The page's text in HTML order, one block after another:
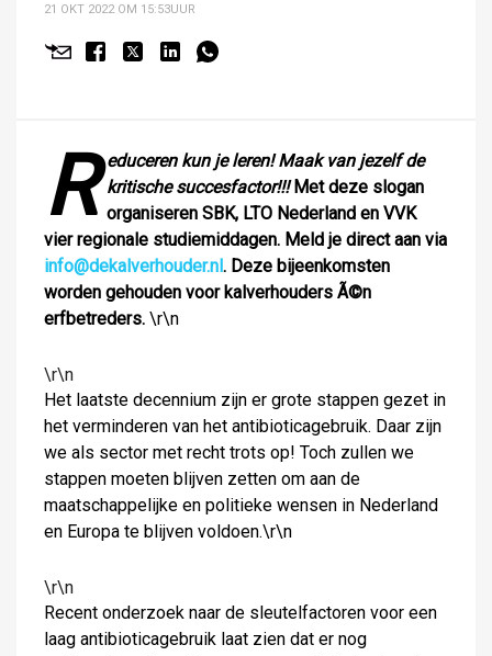
21 OKT 2022 OM 15:53UUR
R educeren kun je leren!Maak van jezelf de
kritische succesfactor!!!Met deze slogan
organiseren SBK, LTO Nederland en VVK
vier regionale studiemiddagen. Meld je direct aan via
info@dekalverhouder.nl. Deze bijeenkomsten
worden gehouden voor kalverhouders Ã©n
erfbetreders. \r\n
\r\n
Het laatste decennium zijn er grote stappen gezet in
het verminderen van het antibioticagebruik. Daar zijn
we als sector met recht trots op! Toch zullen we
stappen moeten blijven zetten om aan de
maatschappelijke en politieke wensen in Nederland
en Europa te blijven voldoen.\r\n
\r\n
Recent onderzoek naar de sleutelfactoren voor een
laag antibioticagebruik laat zien dat er nog